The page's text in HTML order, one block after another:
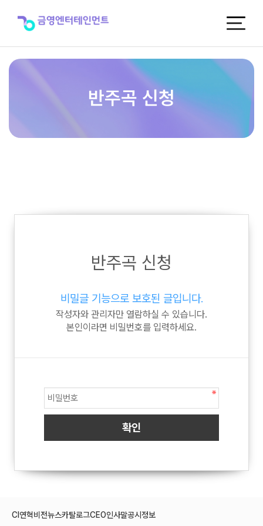
반주곡 신청
반주곡 신청
비밀글 기능으로 보호된 글입니다.
작성자와 관리자만 열람하실 수 있습니다.
본인이라면 비밀번호를 입력하세요.
CI 연혁비전뉴스카탈로그CEO인사말공시정보